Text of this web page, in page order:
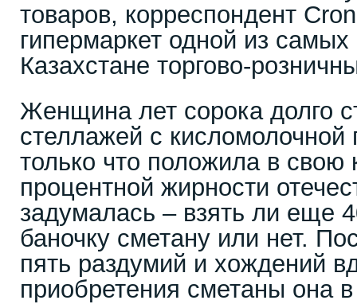
товаров, корреспондент
гипермаркет одной из
Казахстане торгово-
Женщина лет сорока долго
стеллажей с
только что положила в свою
процентной жирности
задумалась – взять ли еще
баночку сметану или нет.
пять раздумий и хождений
приобретения сметаны она в